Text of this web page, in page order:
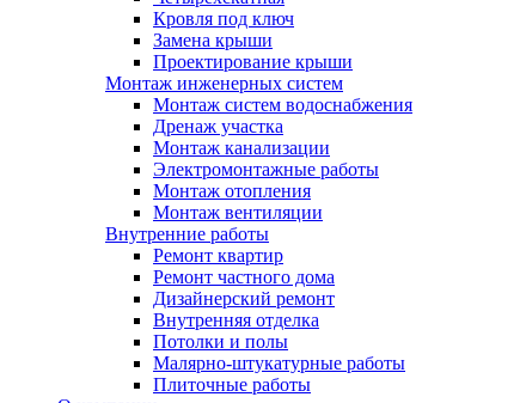
Кровля под ключ
Замена крыши
Проектирование крыши
Монтаж инженерных систем
Монтаж систем водоснабжения
Дренаж участка
Монтаж канализации
Электромонтажные работы
Монтаж отопления
Монтаж вентиляции
Внутренние работы
Ремонт квартир
Ремонт частного дома
Дизайнерский ремонт
Внутренняя отделка
Потолки и полы
Малярно-штукатурные работы
Плиточные работы